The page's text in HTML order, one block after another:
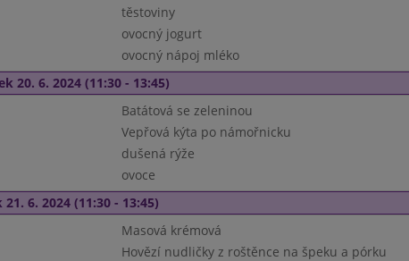
těstoviny
ovocný jogurt
ovocný nápoj mléko
20. 6. 2024 (11:30 - 13:45)
Batátová se zeleninou
Vepřová kýta po námořnicku
dušená rýže
ovoce
21. 6. 2024 (11:30 - 13:45)
Masová krémová
Hovězí nudličky z roštěnce na špeku a pórku